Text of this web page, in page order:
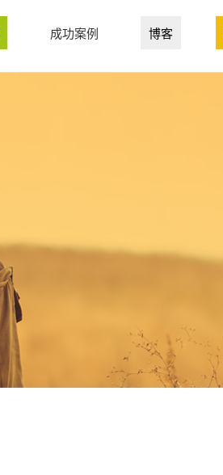
成功案例 博客